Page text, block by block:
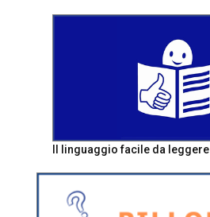
Il linguaggio facile da leggere